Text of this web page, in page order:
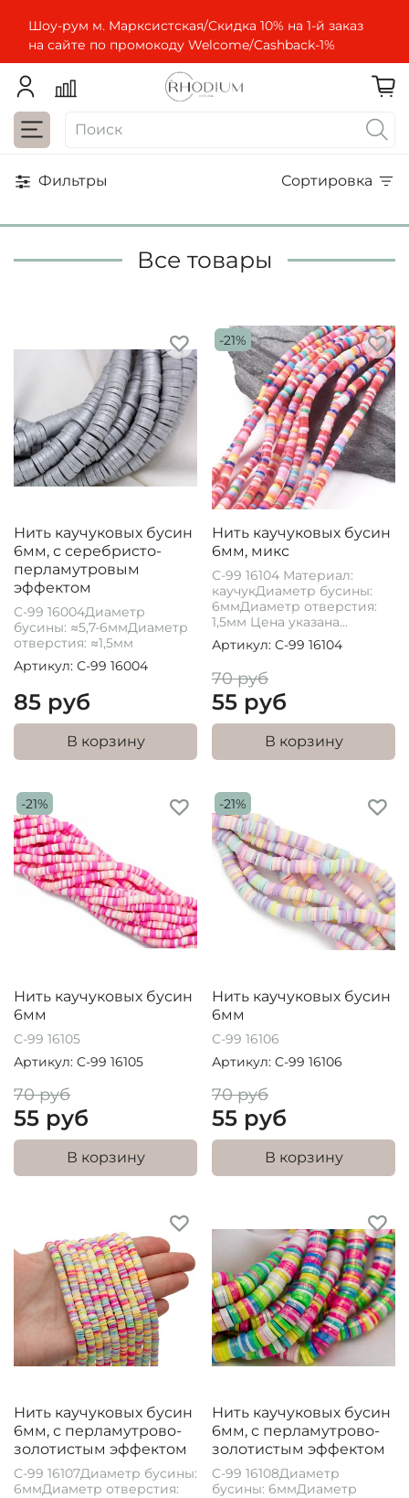
Шоу-рум м. Марксистская/Скидка 10% на 1-й заказ
на сайте по промокоду Welcome/Cashbaсk-1%
Фильтры Сортировка
Все товары
Нить каучуковых бусин
6мм, с серебристо-
перламутровым
эффектом
С-99 16004Диаметр
бусины: ≈5,7-6ммДиаметр
отверстия: ≈1,5мм
Артикул: С-99 16004
85 руб
В корзину
-21%
Нить каучуковых бусин
6мм, микс
С-99 16104 Материал:
каучукДиаметр бусины:
6ммДиаметр отверстия:
1,5мм Цена указана...
Артикул: C-99 16104
70 руб
55 руб
В корзину
-21%
Нить каучуковых бусин
6мм
С-99 16105
Артикул: C-99 16105
70 руб
55 руб
В корзину
-21%
Нить каучуковых бусин
6мм
С-99 16106
Артикул: C-99 16106
70 руб
55 руб
В корзину
Нить каучуковых бусин
6мм, с перламутрово-
золотистым эффектом
C-99 16107Диаметр бусины:
6ммДиаметр отверстия:
Нить каучуковых бусин
6мм, с перламутрово-
золотистым эффектом
C-99 16108Диаметр
бусины: 6ммДиаметр